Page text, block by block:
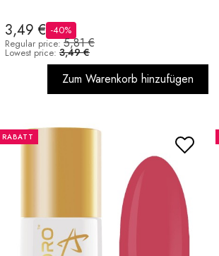
3,49 € -40%
Regular price: 5,81 €
Lowest price: 3,49 €
Zum Warenkorb hinzufügen
RABATT